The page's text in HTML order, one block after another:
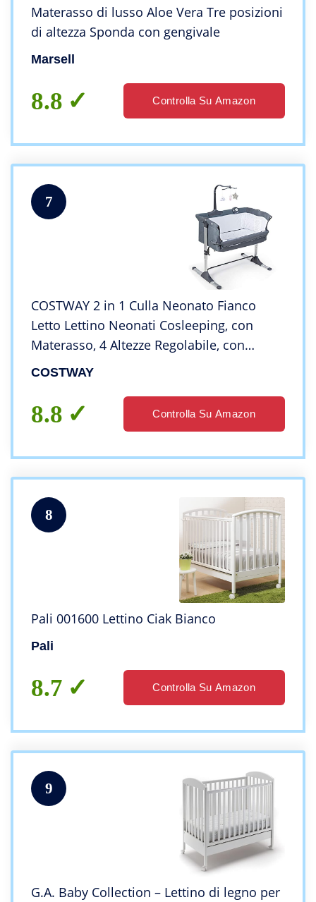
Materasso di lusso Aloe Vera Tre posizioni
di altezza Sponda con gengivale
Marsell
8.8 Controlla Su Amazon
7
COSTWAY 2 in 1 Culla Neonato Fianco
Letto Lettino Neonati Cosleeping, con
Materasso, 4 Altezze Regolabile, con
Giocattoli e Carillon- 0-6 Mesi, 9 Kg (Grigio
COSTWAY
8.8 Controlla Su Amazon
8
Pali 001600 Lettino Ciak Bianco
Pali
8.7 Controlla Su Amazon
9
G.A. Baby Collection – Lettino di legno per